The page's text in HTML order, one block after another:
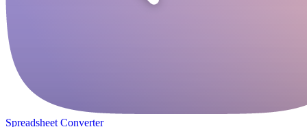
Spreadsheet Converter